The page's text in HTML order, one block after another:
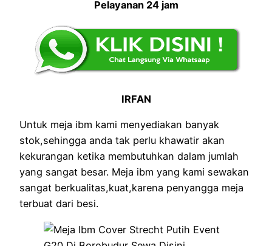
Pelayanan 24 jam
IRFAN
Untuk meja ibm kami menyediakan banyak
stok,sehingga anda tak perlu khawatir akan
kekurangan ketika membutuhkan dalam jumlah
yang sangat besar. Meja ibm yang kami sewakan
sangat berkualitas,kuat,karena penyangga meja
terbuat dari besi.